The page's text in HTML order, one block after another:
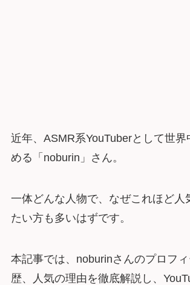
近年、ASMR系YouTuberとして世
める「noburin」さん。
一体どんな人物で、なぜこれほど人
たい方も多いはずです。
本記事では、noburinさんのプロフ
歴、人気の理由を徹底解説し、